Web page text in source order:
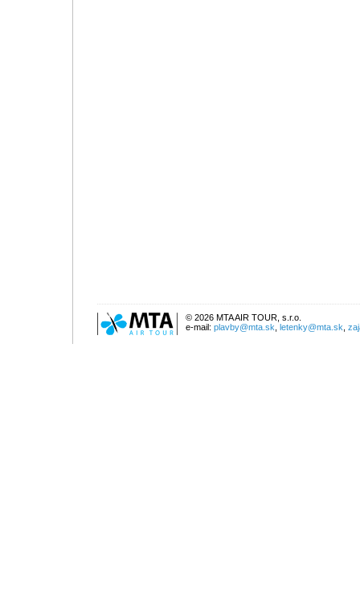
© 2026 MTA AIR TOUR, s.r.o.
e-mail: plavby@mta.sk letenky@mta.sk